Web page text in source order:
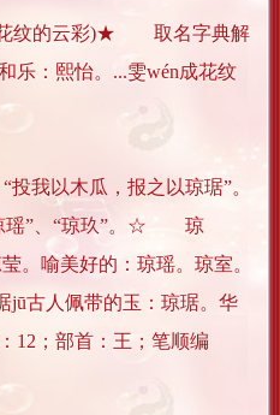
花纹的云彩)★ 取名字典解
乐：熙怡。...雯wén成花纹
我以木瓜，报之以琼琚”。
琼瑶”、“琼玖”。☆ 琼
。喻美好的：琼瑶。琼室。
jū古人佩带的玉：琼琚。华
12；部首：王；笔顺编